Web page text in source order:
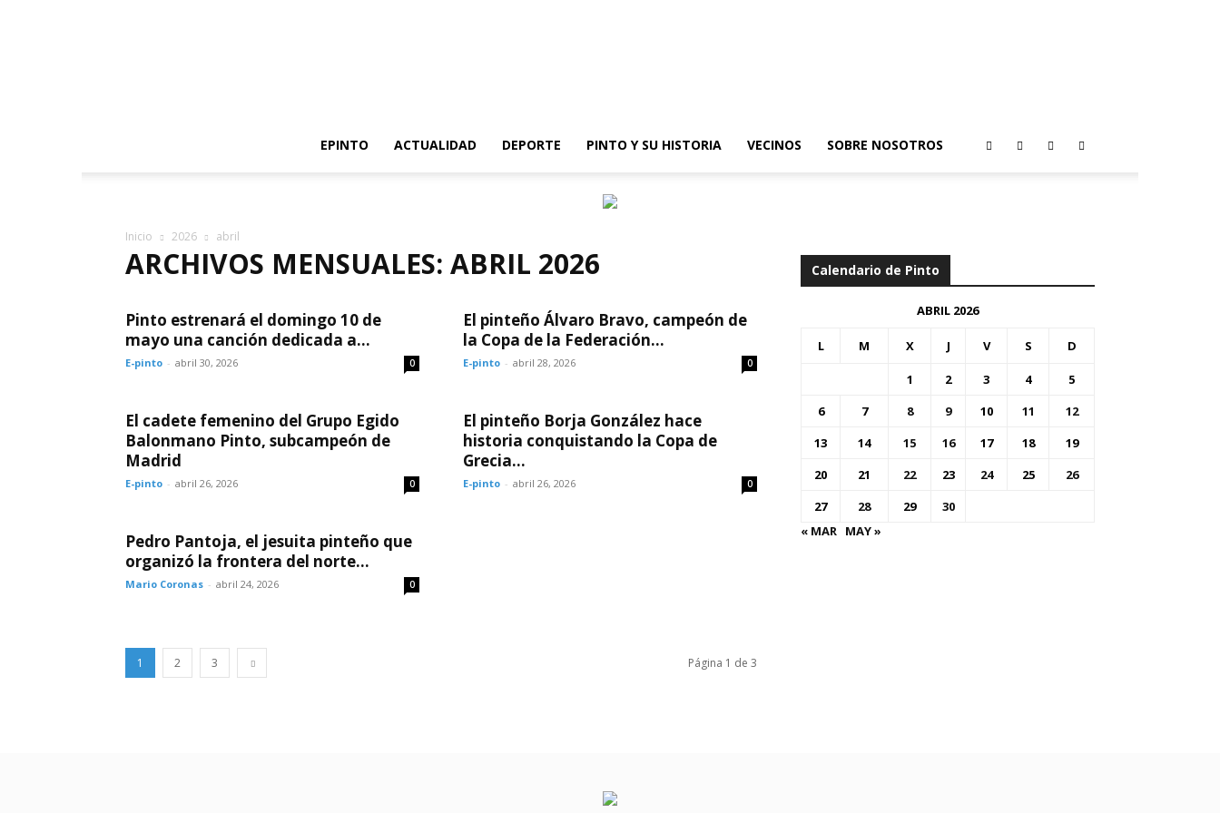
EPINTO
ACTUALIDAD DEPORTE PINTO Y SU HISTORIA VECINOS SOBRE NOSOTROS
Inicio 2026 abril
ARCHIVOS MENSUALES: ABRIL 2026
Pinto estrenará el domingo 10 de
mayo una canción dedicada a...
E-pinto - abril 30, 2026 0
El pinteño Álvaro Bravo, campeón de
la Copa de la Federación...
E-pinto - abril 28, 2026 0
El cadete femenino del Grupo Egido
Balonmano Pinto, subcampeón de
Madrid
E-pinto - abril 26, 2026 0
El pinteño Borja González hace
historia conquistando la Copa de
Grecia...
E-pinto - abril 26, 2026 0
Pedro Pantoja, el jesuita pinteño que
organizó la frontera del norte...
Mario Coronas - abril 24, 2026 0
1 2 3 Página 1 de 3
Calendario de Pinto
ABRIL 2026
L M X J V S D
1 2 3 4
5
6
7 8 9 10 11
12
13
14 15 16 17 18
19
20
21 22 23 24 25
26
27
28 29
30
« MAR MAY »